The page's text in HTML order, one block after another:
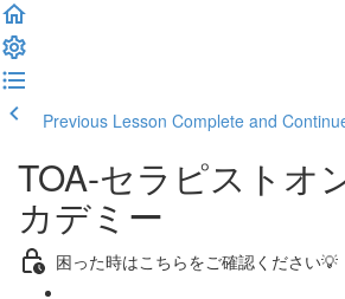
Previous Lesson Complete and
TOA-セラピストオ
カデミー
困った時はこちらをご確認ください💡